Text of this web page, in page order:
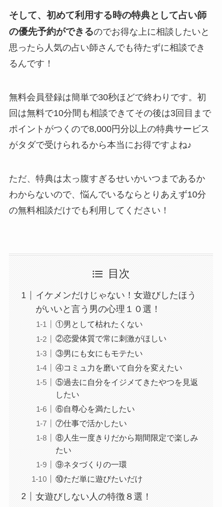
そして、初めて利用する時の特典として占い師
の優先予約ができるのでお得な上に相談したいと
思ったら人気の占い師さんでも待たずに相談でき
るんです！
無料会員登録は簡単で30秒ほどで終わりです。初
回は無料で10分間も相談できてその後は3回目まで
ポイントがつくので8,000円分以上の特典サービス
がタダで受けられるから本当にお得ですよね♪
ただ、特典は太っ腹すぎるせいかいつまであるか
わからないので、悩んでいるならとりあえず10分
の無料相談だけでも利用してください！
目次
イケメンだけじゃない！女遊びしたほう
がいいと言う男の心理１０選！
①男として枯れたくない
②恋愛体質で常に刺激がほしい
③男にも女にもモテたい
④コミュ力を磨いて自分を変えたい
⑤過去に自分をイジメてきたやつを見返
したい
⑥自尊心を満たしたい
⑦仕事で活かしたい
⑧人生一度きりだから期間限定で楽しみ
たい
⑨ネタづくりの一環
⑩ただ単に遊びたいだけ
女遊びしない人の特徴８選！